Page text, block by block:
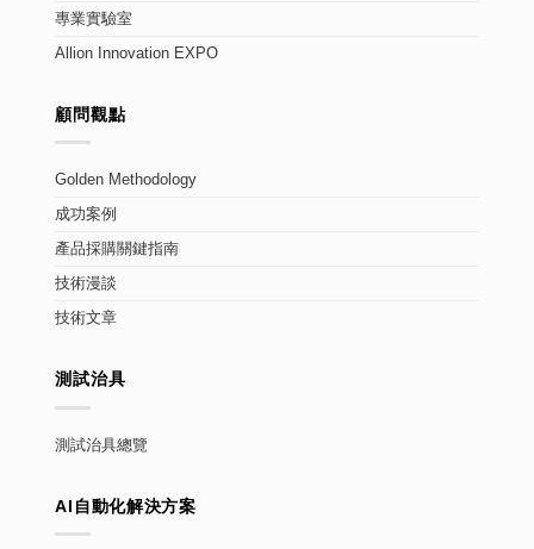
專業實驗室
Allion Innovation EXPO
顧問觀點
Golden Methodology
成功案例
產品採購關鍵指南
技術漫談
技術文章
測試治具
測試治具總覽
AI自動化解決方案